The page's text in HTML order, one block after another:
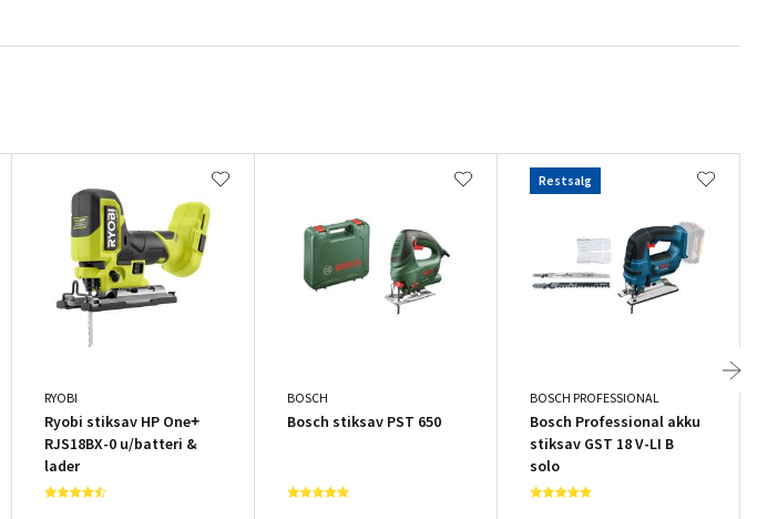
RYOBI
Ryobi stiksav HP One+
RJS18BX-0 u/batteri &
lader
BOSCH
Bosch stiksav PST 650
Restsalg
BOSCH PROFESSIONAL
Bosch Professional akku
stiksav GST 18 V-LI B
solo